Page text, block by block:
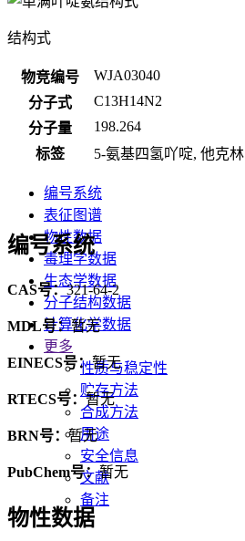
结构式
物竞编号
WJA03040
分子式
C13H14N2
分子量
198.264
标签
5-氨基四氢吖啶, 他克林
编号系统
表征图谱
物性数据
毒理学数据
生态学数据
分子结构数据
计算化学数据
更多
性质与稳定性
贮存方法
合成方法
用途
安全信息
文献
备注
编号系统
CAS号：321-64-2
MDL号：暂无
EINECS号：暂无
RTECS号：暂无
BRN号：暂无
PubChem号：暂无
物性数据